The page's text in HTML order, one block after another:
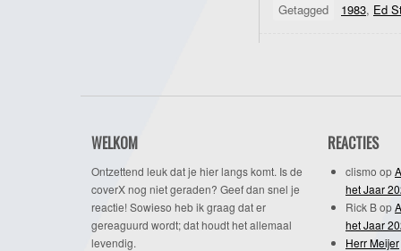
Getagged 1983, Ed
WELKOM
Ontzettend leuk dat je hier langs komt. Is de
coverX nog niet geraden? Geef dan snel je
reactie! Sowieso heb ik graag dat er
gereaguurd wordt; dat houdt het allemaal
levendig.
REACTIES
clismo op
het Jaar
Rick Bop
het Jaar
Herr Meijer